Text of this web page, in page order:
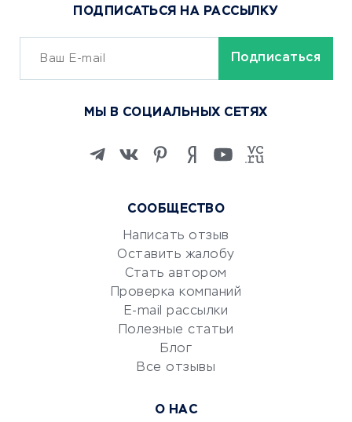
Сервисы доставки
ОБУЧЕНИЕ И РАБОТА
Изучение иностранных
Маркетинг и продажи
Репетиторство
Красота и здоровье
Сервисы по поиску работы
Сетевой маркетинг
УСЛУГИ ДЛЯ БИЗНЕСА
СООБЩЕСТВО
Написать отзыв
Оставить жалобу
Стать автором
Проверка компаний
E-mail рассылки
Полезные статьи
Блог
Все отзывы
О НАС
ПОДПИСАТЬСЯ НА РАССЫЛКУ
МЫ В СОЦИАЛЬНЫХ СЕТЯХ